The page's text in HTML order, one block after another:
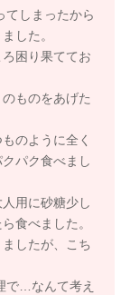
てしまったから
した。
困り果ててお
ものをあげた
のように全く
パク食べまし
用に砂糖少し
食べました。
したが、こち
で…なんて考え